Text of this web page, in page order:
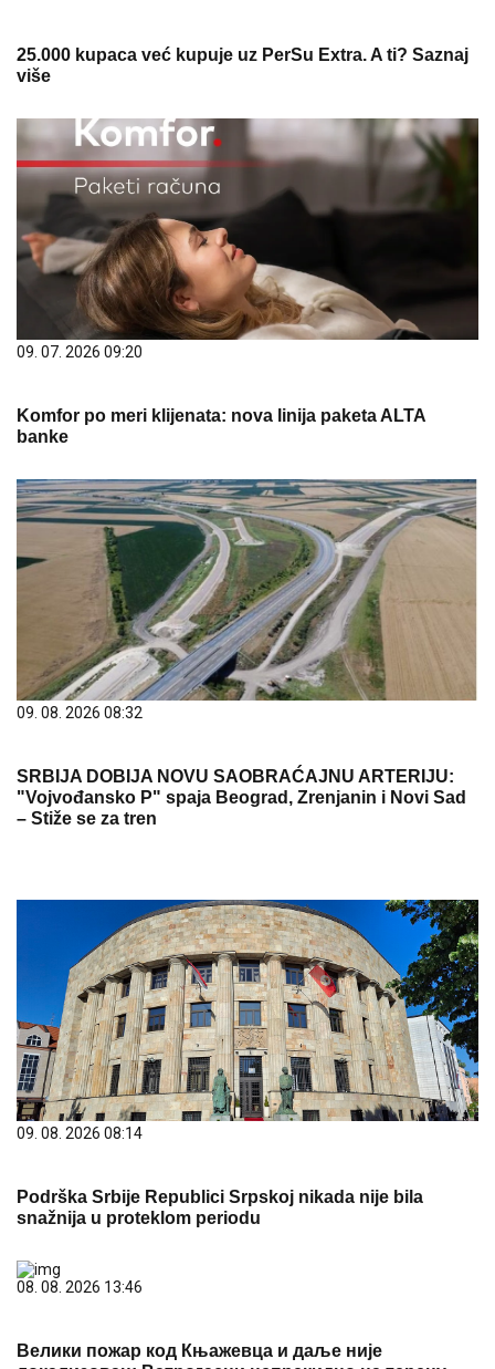
25.000 kupaca već kupuje uz PerSu Extra. A ti? Saznaj
više
09. 07. 2026 09:20
Komfor po meri klijenata: nova linija paketa ALTA
banke
09. 08. 2026 08:32
SRBIJA DOBIJA NOVU SAOBRAĆAJNU ARTERIJU:
"Vojvođansko P" spaja Beograd, Zrenjanin i Novi Sad
– Stiže se za tren
09. 08. 2026 08:14
Podrška Srbije Republici Srpskoj nikada nije bila
snažnija u proteklom periodu
08. 08. 2026 13:46
Велики пожар код Књажевца и даље није